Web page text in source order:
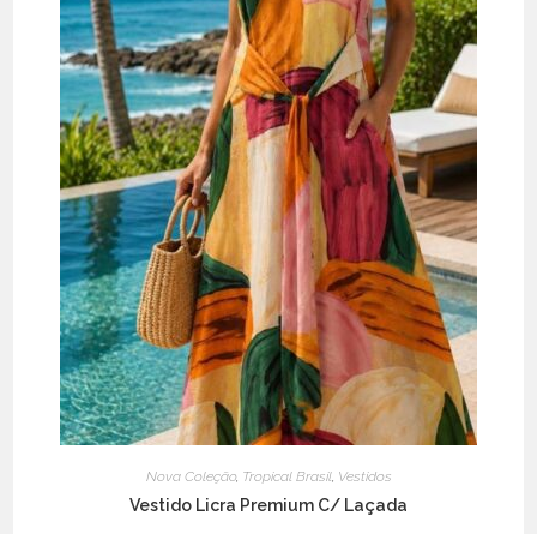
on
the
product
page
Nova Coleção, Tropical Brasil, Vestidos
Vestido Licra Premium C/ Laçada